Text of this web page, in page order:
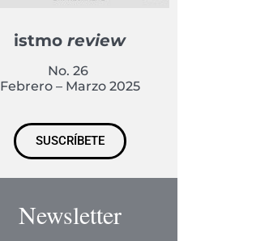
istmoreview
No. 26
Febrero – Marzo 2025
SUSCRÍBETE
Newsletter